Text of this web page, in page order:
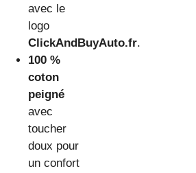
avec le
logo
ClickAndBuyAuto.fr.
100 %
coton
peigné
avec
toucher
doux pour
un confort